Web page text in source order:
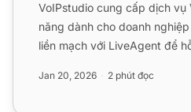
VoIPstudio cung cấp dịch vụ
năng dành cho doanh
liền mạch với LiveAgent để
Jan 20, 2026 2 phút đọc